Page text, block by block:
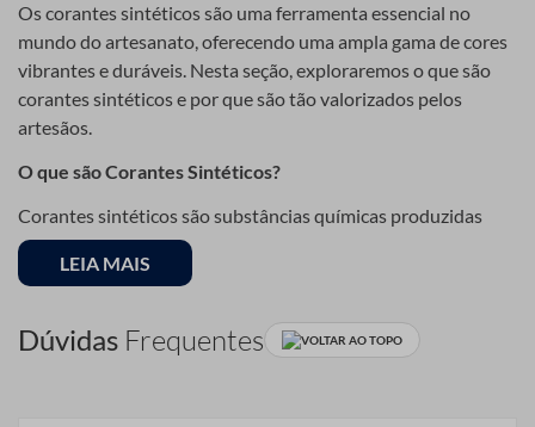
Os corantes sintéticos são uma ferramenta essencial no
mundo do artesanato, oferecendo uma ampla gama de cores
vibrantes e duráveis. Nesta seção, exploraremos o que são
corantes sintéticos e por que são tão valorizados pelos
artesãos.
O que são Corantes Sintéticos?
Corantes sintéticos são substâncias químicas produzidas
através de processos industriais que são usadas para
adicionar cor a diferentes materiais. Ao contrário dos
e minerais, os corantes sintéticos oferecem uma consistência
de cor mais controlável e uma paleta mais ampla.
LEIA MAIS
Dúvidas Frequentes VOLTAR AO TOPO